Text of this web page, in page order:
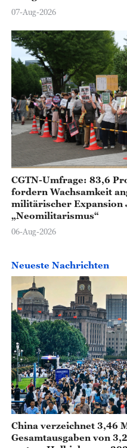
07-Aug-2026
CGTN-Umfrage: 83,6
fordern Wachsamkeit
militärischer Expansion
„Neomilitarismus“
06-Aug-2026
Neueste Nachrichten
China verzeichnet 3,46
Gesamtausgaben von